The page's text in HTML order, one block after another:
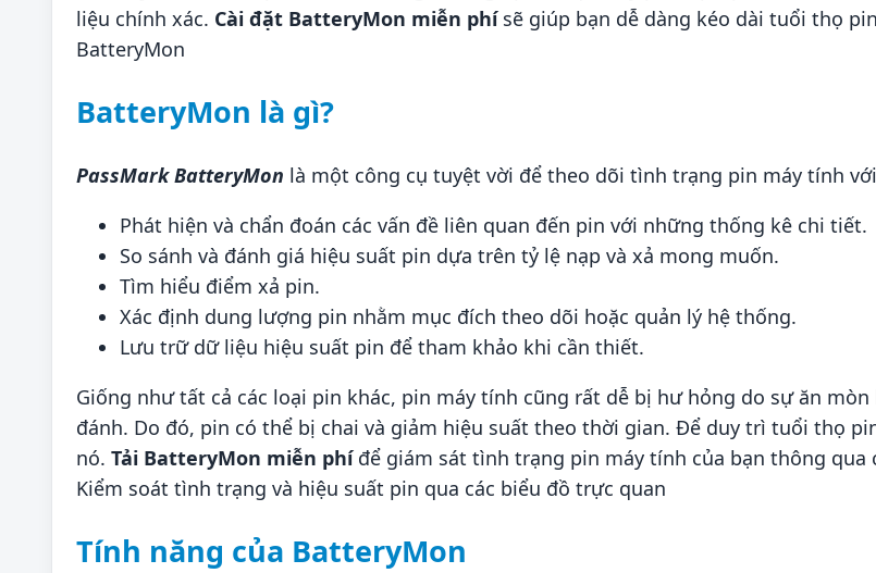
liệu chính xác. Cài đặt BatteryMon miễn phísẽ giúp bạn dễ dàng kéo dài tuổi thọ
BatteryMon
BatteryMon là gì?
PassMark BatteryMon là một công cụ tuyệt vời để theo dõi tình trạng pin máy tính
Phát hiện và chẩn đoán các vấn đề liên quan đến pin với những thống kê chi tiết.
So sánh và đánh giá hiệu suất pin dựa trên tỷ lệ nạp và xả mong muốn.
Tìm hiểu điểm xả pin.
Xác định dung lượng pin nhằm mục đích theo dõi hoặc quản lý hệ thống.
Lưu trữ dữ liệu hiệu suất pin để tham khảo khi cần thiết.
Giống như tất cả các loại pin khác, pin máy tính cũng rất dễ bị hư hỏng do sự ăn
đánh. Do đó, pin có thể bị chai và giảm hiệu suất theo thời gian. Để duy trì tuổi thọ
nó. Tải BatteryMon miễn phíđể giám sát tình trạng pin máy tính của bạn thông qua
Kiểm soát tình trạng và hiệu suất pin qua các biểu đồ trực quan
Tính năng của BatteryMon